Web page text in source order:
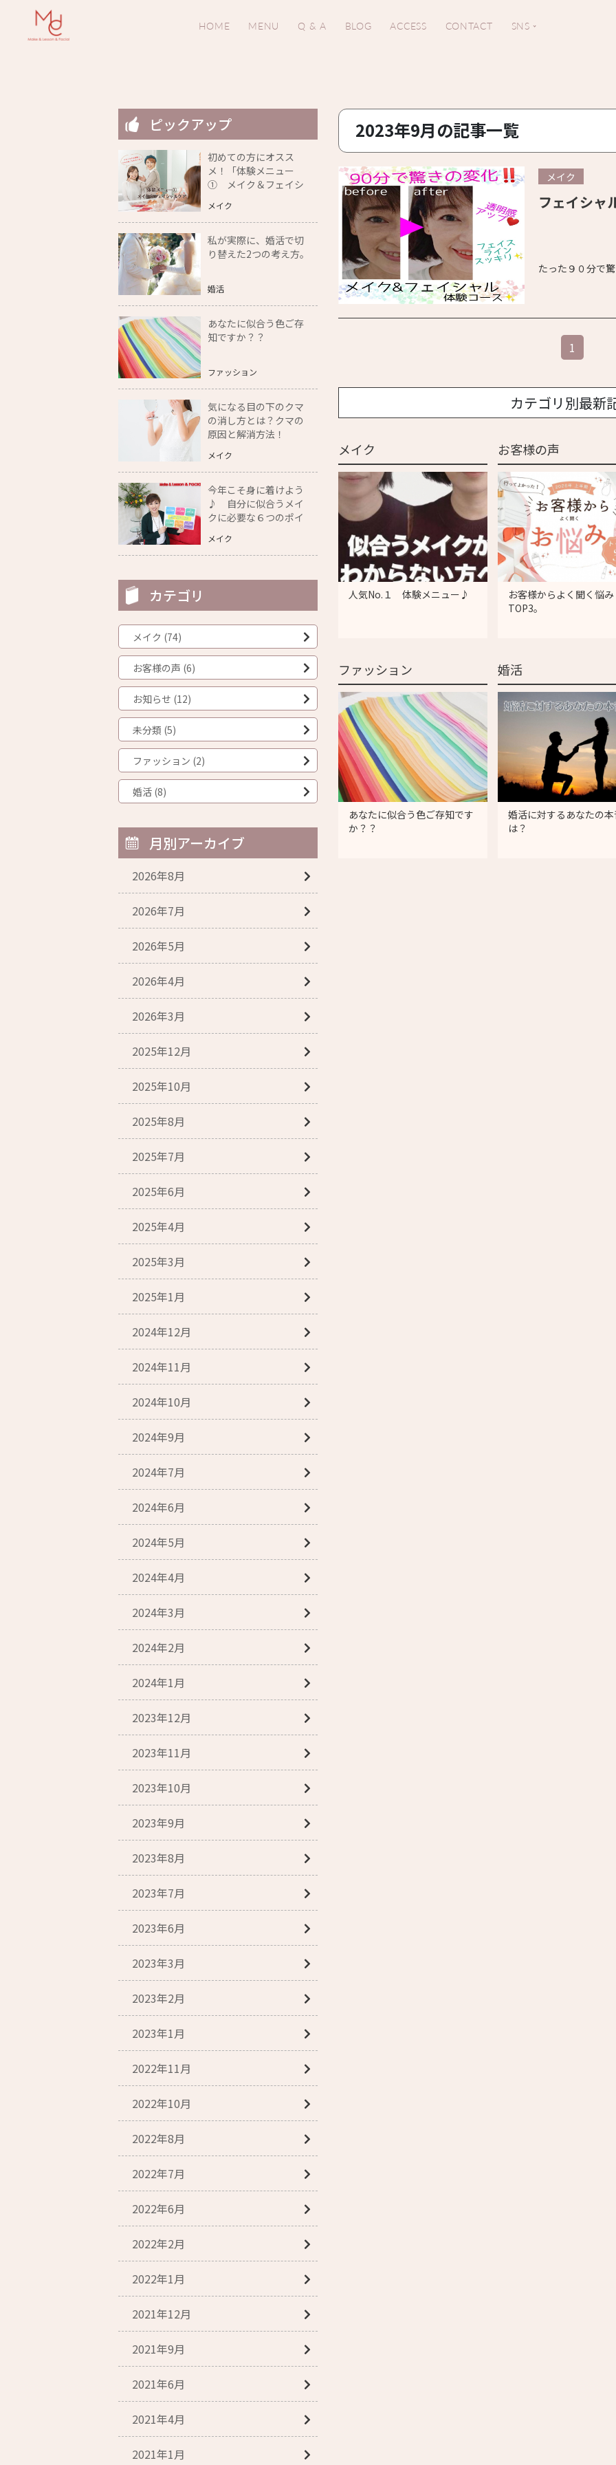
HOME MENU Q & A BLOG ACCESS CONTACT SNS
2023年9月の記事一覧
メイク
フェイシャ
たった９０分
1
カテゴリ別最新
メイク
人気No.１ 体験メニュー♪
お客様の声
お客様からよく聞く悩み
TOP3。
ファッション
あなたに似合う色ご存知です
か？？
婚活
婚活に対するあなたの
は？
ピックアップ
初めての方にオスス
メ！「体験メニュー
① メイク＆フェイシ
メイク
私が実際に、婚活で切
り替えた2つの考え方。
婚活
あなたに似合う色ご存
知ですか？？
ファッション
気になる目の下のクマ
の消し方とは？クマの
原因と解消方法！
メイク
今年こそ身に着けよう
♪ 自分に似合うメイ
クに必要な６つのポイ
メイク
カテゴリ
メイク (74)
お客様の声 (6)
お知らせ (12)
未分類 (5)
ファッション (2)
婚活 (8)
月別アーカイブ
2026年8月
2026年7月
2026年5月
2026年4月
2026年3月
2025年12月
2025年10月
2025年8月
2025年7月
2025年6月
2025年4月
2025年3月
2025年1月
2024年12月
2024年11月
2024年10月
2024年9月
2024年7月
2024年6月
2024年5月
2024年4月
2024年3月
2024年2月
2024年1月
2023年12月
2023年11月
2023年10月
2023年9月
2023年8月
2023年7月
2023年6月
2023年3月
2023年2月
2023年1月
2022年11月
2022年10月
2022年8月
2022年7月
2022年6月
2022年2月
2022年1月
2021年12月
2021年9月
2021年6月
2021年4月
2021年1月